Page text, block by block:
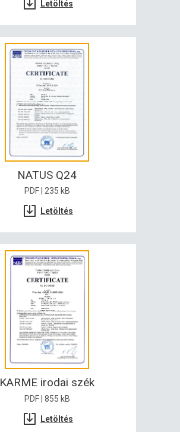
Letöltés
NATUS Q24
PDF | 235 kB
Letöltés
KARME irodai szék
PDF | 855 kB
Letöltés